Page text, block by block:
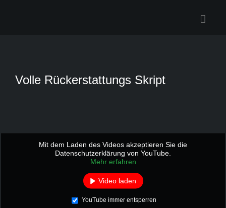
Volle Rückerstattungs Skript
Mit dem Laden des Videos akzeptieren Sie die
Datenschutzerklärung von YouTube.
Mehr erfahren
Video laden
YouTube immer entsperren